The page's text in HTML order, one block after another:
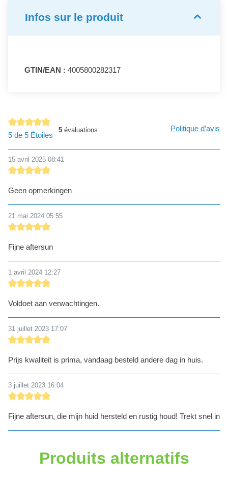
Infos sur le produit
GTIN/EAN : 4005800282317
Note moyenne de 5 sur 5 étoiles
5 de 5 Étoiles
5évaluations Politique d’avis
15 avril 2025 08:41
Geen opmerkingen
21 mai 2024 05:55
Fijne aftersun
1 avril 2024 12:27
Voldoet aan verwachtingen.
31 juillet 2023 17:07
Prijs kwaliteit is prima, vandaag besteld andere dag in huis.
3 juillet 2023 16:04
Fijne aftersun, die mijn huid hersteld en rustig houd! Trekt snel in
Produits alternatifs